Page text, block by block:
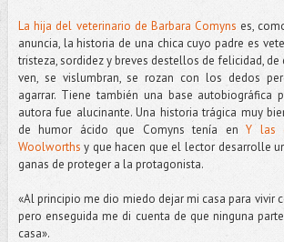
La hija del veterinario de Barbara Comynses,
anuncia, la historia de una chica cuyo padre es
tristeza, sordidez y breves destellos de felicidad, de
ven, se vislumbran, se rozan con los dedos
agarrar. Tiene también una base autobiográfica
autora fue alucinante. Una historia trágica muy
de humor ácido que Comyns tenía enY las
Woolworths y que hacen que el lector desarrolle
ganas de proteger a la protagonista.
«Al principio me dio miedo dejar mi casa para vivir
pero enseguida me di cuenta de que ninguna
casa».